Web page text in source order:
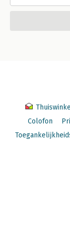
Colofon